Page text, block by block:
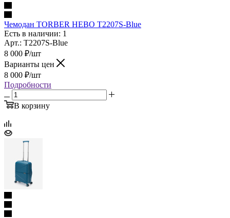
Чемодан TORBER НЕВО T2207S‑Blue
Есть в наличии: 1
Арт.: T2207S-Blue
8 000 ₽/шт
Варианты цен
8 000 ₽/шт
Подробности
В корзину